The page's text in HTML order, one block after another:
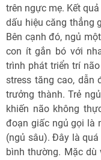
trên ngực mẹ. Kết
dấu hiệu căng thẳng
Bên cạnh đó, ngủ
con ít gắn bó với
trình phát triển trí
stress tăng cao, dẫn
trưởng thành. Trẻ
khiến não không
đoạn giấc ngủ gọi là
(ngủ sâu). Đây là
bình thường. Mặc dù